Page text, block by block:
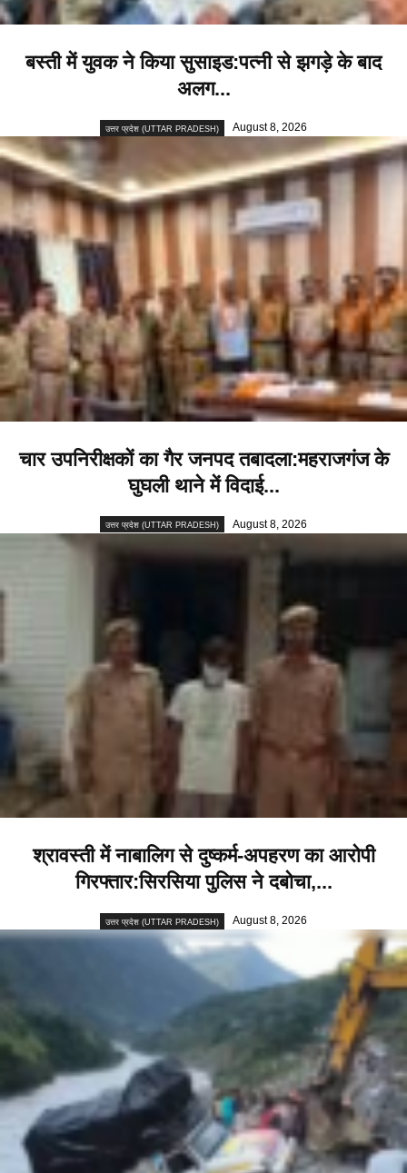
बस्ती में युवक ने किया सुसाइड:पत्नी से झगड़े के बाद
अलग...
उत्तर प्रदेश (UTTAR PRADESH) August 8, 2026
चार उपनिरीक्षकों का गैर जनपद तबादला:महराजगंज के
घुघली थाने में विदाई...
उत्तर प्रदेश (UTTAR PRADESH) August 8, 2026
श्रावस्ती में नाबालिग से दुष्कर्म-अपहरण का आरोपी
गिरफ्तार:सिरसिया पुलिस ने दबोचा,...
उत्तर प्रदेश (UTTAR PRADESH) August 8, 2026